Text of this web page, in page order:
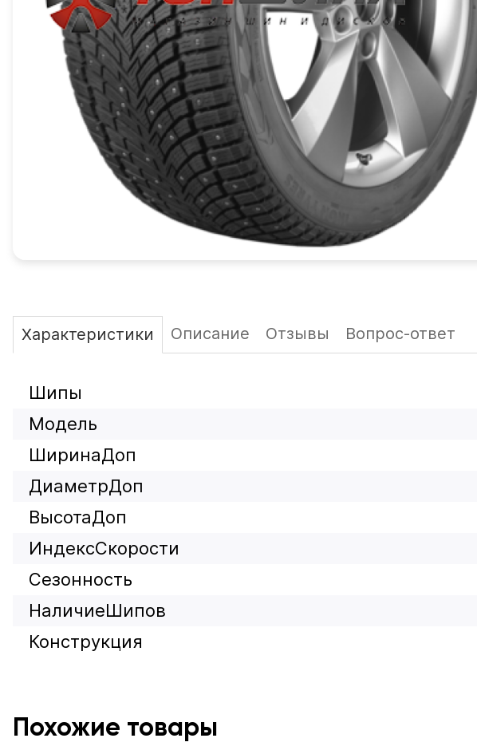
Характеристики Описание Отзывы Вопрос-ответ
Шипы
Модель
ШиринаДоп
ДиаметрДоп
ВысотаДоп
ИндексСкорости
Сезонность
НаличиеШипов
Конструкция
Похожие товары